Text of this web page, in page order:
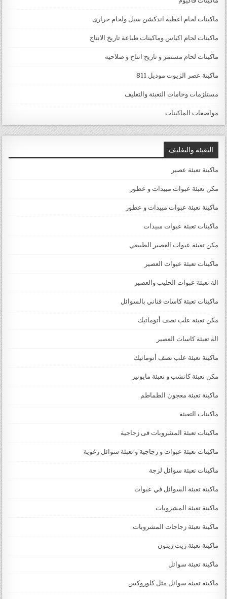
ماكينات لحام اغطية اندكشن سيل ولحام حرارى
ماكينات لحام اكياس وماكينات طباعة تاريخ الانتاج
ماكينات لحام مستمر و تاريخ انتاج و صلاحيه
ماكينة عصر الزيوت موديل 811
مستلزمات وخامات التعبئة والتغليف
مواصفات الماكينات
التعبئة والتغليف
ماكينة تعبئة عصير
مكن تعبئة عبوات مبيدات و عطور
ماكينة تعبئة عبوات مبيدات و عطور
ماكينات تعبئة عبوات مبيدات
مكن تعبئة عبوات العصير الطبيعي
ماكينات تعبئة عبوات العصير
الة تعبئة عبوات الحليب والعصير
ماكينات تعبئة كاسات قناني بالسوائل
مكن تعبئة علب نصف أتوماتيك
الة تعبئة كاسات العصير
ماكينة تعبئة علب نصف أتوماتيك
مكن تعبئة كاتشب و تعبئة مايونيز
ماكينة تعبئة معجون الطماطم
ماكينات التعبئة
ماكينات تعبئة المشروبات فى زجاجية
ماكينات تعبئة عبوات و زجاجية و تعبئة سوائل رغوية
ماكينات تعبئة سوائل لزجة
‏‏‏ماكينة تعبئة السوائل في عبوات
ماكينة تعبئة المشروبات
ماكينة تعبئة زجاجات المشروبات
ماكينة تعبئة زيت زيتون
ماكينة تعبئة سوائل
ماكينة تعبئة سوائل مثل كلوروكس